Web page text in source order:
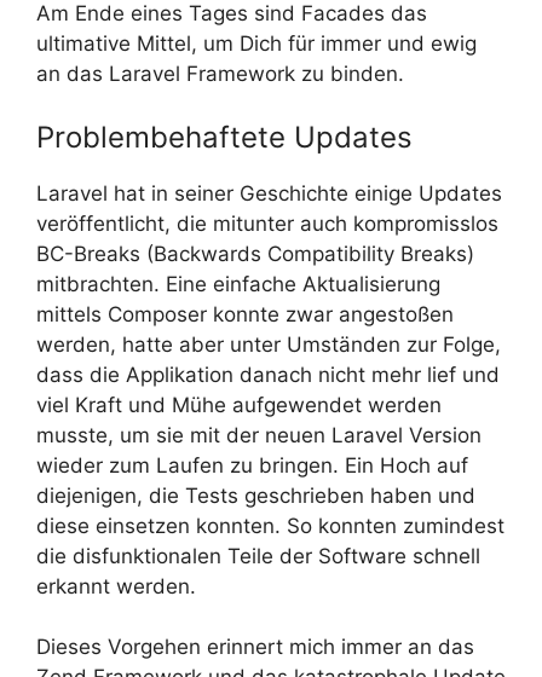
Am Ende eines Tages sind Facades das
ultimative Mittel, um Dich für immer und ewig
an das Laravel Framework zu binden.
Problembehaftete Updates
Laravel hat in seiner Geschichte einige Updates
veröffentlicht, die mitunter auch kompromisslos
BC-Breaks (Backwards Compatibility Breaks)
mitbrachten. Eine einfache Aktualisierung
mittels Composer konnte zwar angestoßen
werden, hatte aber unter Umständen zur Folge,
dass die Applikation danach nicht mehr lief und
viel Kraft und Mühe aufgewendet werden
musste, um sie mit der neuen Laravel Version
wieder zum Laufen zu bringen. Ein Hoch auf
diejenigen, die Tests geschrieben haben und
diese einsetzen konnten. So konnten zumindest
die disfunktionalen Teile der Software schnell
erkannt werden.
Dieses Vorgehen erinnert mich immer an das